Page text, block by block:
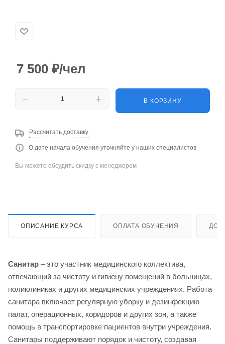
7 500 ₽/чел
В КОРЗИНУ
Рассчитать доставку
О дате начала обучения уточняйте у наших специалистов
Вы можете обсудить скидку с менеджером
ОПИСАНИЕ КУРСА ОПЛАТА ОБУЧЕНИЯ
Санитар – это участник медицинского коллектива,
отвечающий за чистоту и гигиену помещений в больницах,
поликлиниках и других медицинских учреждениях. Работа
санитара включает регулярную уборку и дезинфекцию
палат, операционных, коридоров и других зон, а также
помощь в транспортировке пациентов внутри учреждения.
Санитары поддерживают порядок и чистоту, создавая